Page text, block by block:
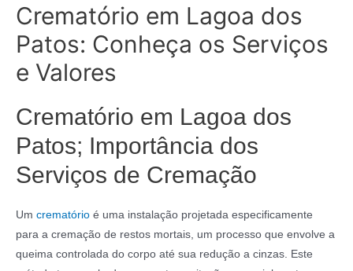
Crematório em Lagoa dos
Patos: Conheça os Serviços
e Valores
Crematório em Lagoa dos
Patos; Importância dos
Serviços de Cremação
Um crematório é uma instalação projetada especificamente
para a cremação de restos mortais, um processo que envolve a
queima controlada do corpo até sua redução a cinzas. Este